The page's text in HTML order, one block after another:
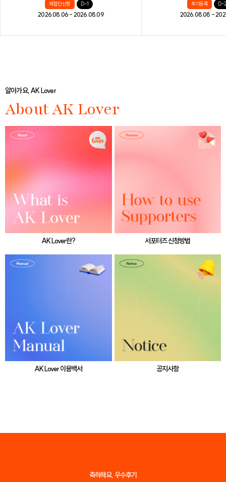
체험단 신청 D-1
2026.08.06 - 2026.08.09
후기등록 D-
2026.08.08 -
알아가요, AK Lover
About AK Lover
AK Lover란? 서포터즈 신청방법
AK Lover 이용백서 공지사항
축하해요, 우수후기